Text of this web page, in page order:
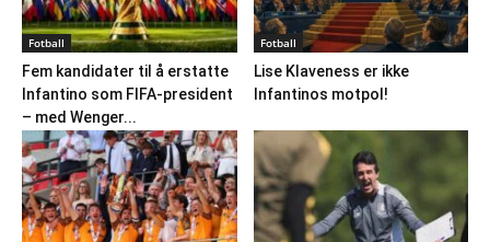
Fotball
Fem kandidater til å erstatte
Infantino som FIFA-president
– med Wenger...
Fotball
Lise Klaveness er ikke
Infantinos motpol!